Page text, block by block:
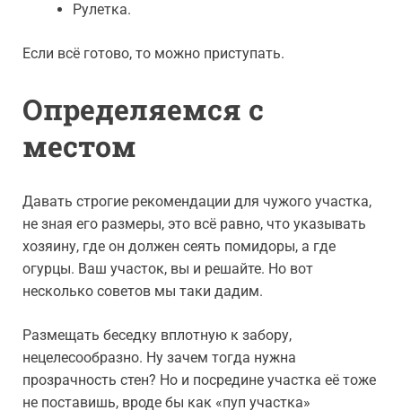
Рулетка.
Если всё готово, то можно приступать.
Определяемся с
местом
Давать строгие рекомендации для чужого участка,
не зная его размеры, это всё равно, что указывать
хозяину, где он должен сеять помидоры, а где
огурцы. Ваш участок, вы и решайте. Но вот
несколько советов мы таки дадим.
Размещать беседку вплотную к забору,
нецелесообразно. Ну зачем тогда нужна
прозрачность стен? Но и посредине участка её тоже
не поставишь, вроде бы как «пуп участка»